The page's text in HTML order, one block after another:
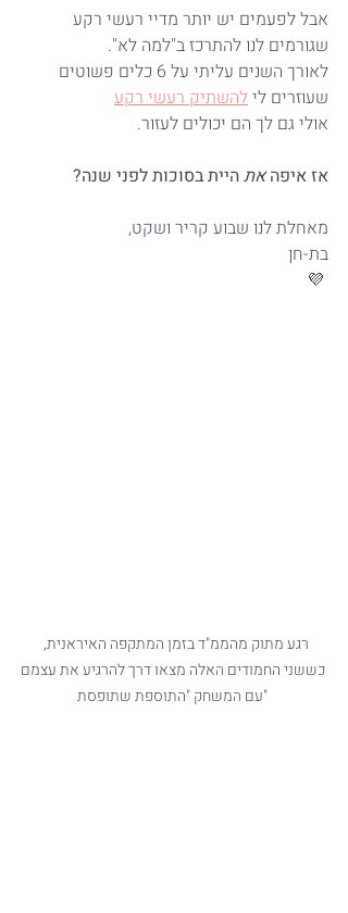
אבל לפעמים יש יותר מדיי רעשי רקע
שגורמים לנו להתרכז ב"למה לא".
לאורך השנים עליתי על 6 כלים פשוטים
שעוזרים לי להשתיק רעשי רקע
אולי גם לך הם יכולים לעזור.
אז איפה את היית בסוכות לפני שנה?
מאחלת לנו שבוע קריר ושקט,
בת-חן
💜
רגע מתוק מהממ"ד בזמן המתקפה האיראנית,
כששני החמודים האלה מצאו דרך להרגיע את עצמם
עם המשחק "התוספת שתופסת"